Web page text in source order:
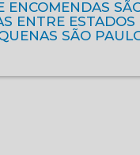
ENCOMENDAS
ENTRE ESTADOS
SÃO